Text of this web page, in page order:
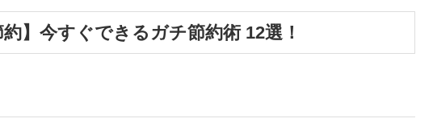
】今すぐできるガチ節約術 12選！